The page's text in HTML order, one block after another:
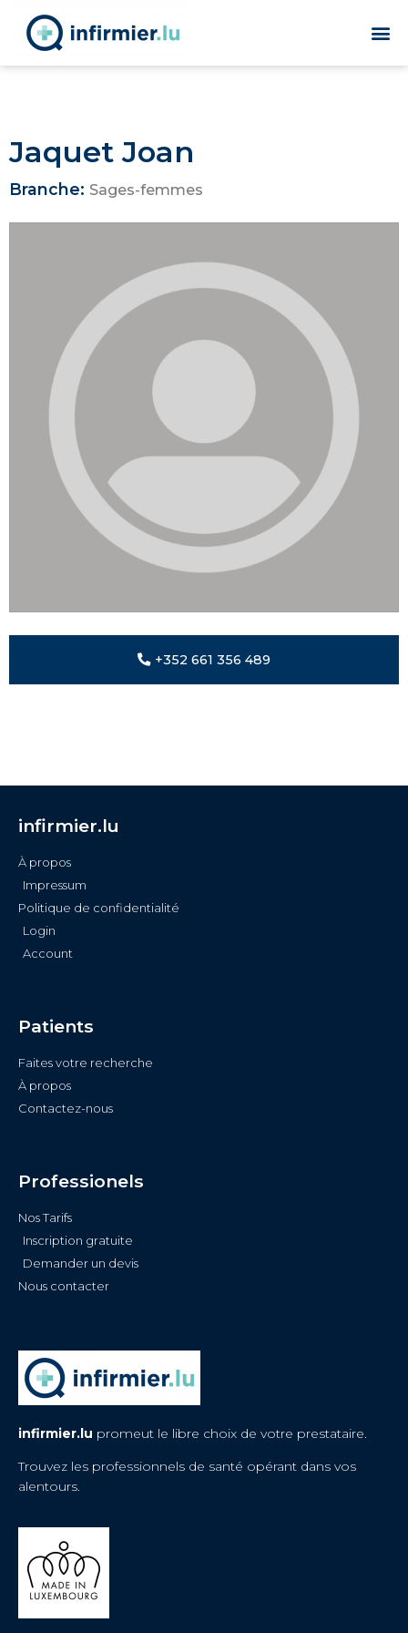
Jaquet Joan
Branche: Sages-femmes
+352 661 356 489
infirmier.lu
À propos
Impressum
Politique de confidentialité
Login
Account
Patients
Faites votre recherche
À propos
Contactez-nous
Professionels
Nos Tarifs
Inscription gratuite
Demander un devis
Nous contacter
infirmier.lu promeut le libre choix de votre prestataire.
Trouvez les professionnels de santé opérant dans vos
alentours.